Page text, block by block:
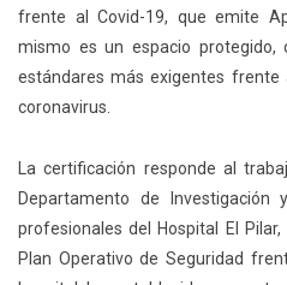
frente al Covid-19, que emite
mismo es un espacio protegido,
estándares más exigentes frente
coronavirus.
La certificación responde al
Departamento de
profesionales del Hospital El
Plan Operativo de Seguridad